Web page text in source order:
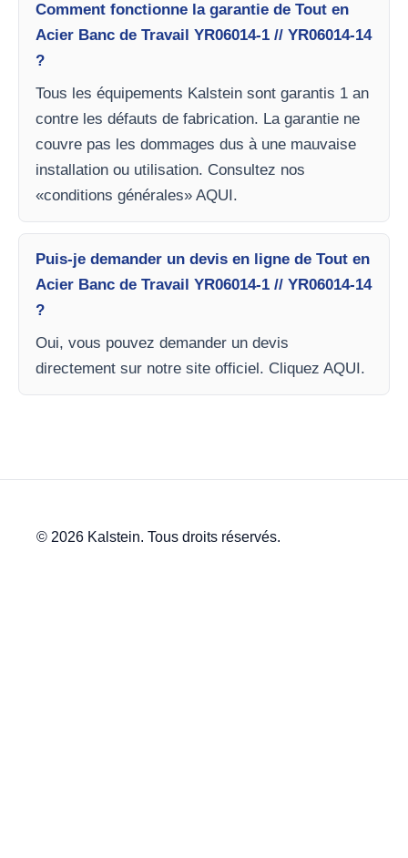
Comment fonctionne la garantie de Tout en
Acier Banc de Travail YR06014-1 // YR06014-14
?
Tous les équipements Kalstein sont garantis 1 an
contre les défauts de fabrication. La garantie ne
couvre pas les dommages dus à une mauvaise
installation ou utilisation. Consultez nos
«conditions générales» AQUI.
Puis-je demander un devis en ligne de Tout en
Acier Banc de Travail YR06014-1 // YR06014-14
?
Oui, vous pouvez demander un devis
directement sur notre site officiel. Cliquez AQUI.
© 2026 Kalstein. Tous droits réservés.